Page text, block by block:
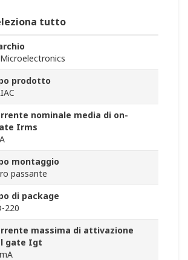
tutto
prodotto
nominale media di on-
Irms
montaggio
passante
di package
220
massima di attivazione
gate Igt